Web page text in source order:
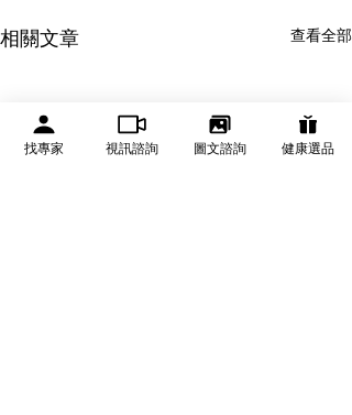
相關文章 查看全部
找專家 視訊諮詢 圖文諮詢 健康選品